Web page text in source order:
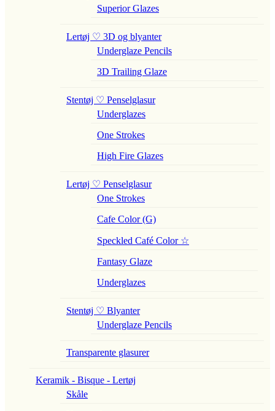
Superior Glazes
Lertøj ♡ 3D og blyanter
Underglaze Pencils
3D Trailing Glaze
Stentøj ♡ Penselglasur
Underglazes
One Strokes
High Fire Glazes
Lertøj ♡ Penselglasur
One Strokes
Cafe Color (G)
Speckled Café Color ☆
Fantasy Glaze
Underglazes
Stentøj ♡ Blyanter
Underglaze Pencils
Transparente glasurer
Keramik - Bisque - Lertøj
Skåle